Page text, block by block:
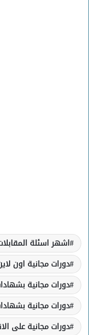
اشهر اسئلة
دورات مجانية اون
دورات مجانية
دورات مجانية بشهادات
دورات مجانية على